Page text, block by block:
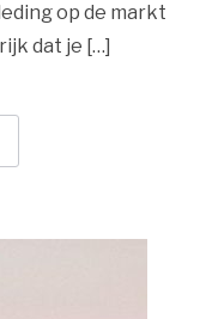
op de markt
dat je […]